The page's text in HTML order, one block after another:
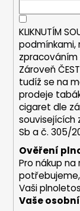
e
b
u
e
e
n
a
?
KLIKNUTÍM
podmínkami,
zpracováním
Zároveň
tudíž se na
prodeje
cigaret dle
souvisejících
Sb a č. 305/
Ověření
Pro nákup
Vaši
Vaše